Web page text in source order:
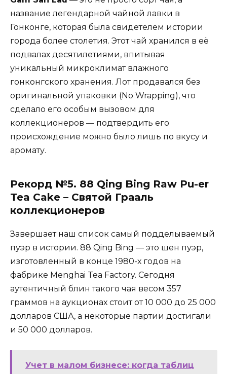
название легендарной чайной лавки в
Гонконге, которая была свидетелем истории
города более столетия. Этот чай хранился в её
подвалах десятилетиями, впитывая
уникальный микроклимат влажного
гонконгского хранения. Лот продавался без
оригинальной упаковки (No Wrapping), что
сделало его особым вызовом для
коллекционеров — подтвердить его
происхождение можно было лишь по вкусу и
аромату.
Рекорд №5. 88 Qing Bing Raw Pu-er
Tea Cake – Святой Грааль
коллекционеров
Завершает наш список самый подделываемый
пуэр в истории. 88 Qing Bing — это шен пуэр,
изготовленный в конце 1980-х годов на
фабрике Menghai Tea Factory. Сегодня
аутентичный блин такого чая весом 357
граммов на аукционах стоит от 10 000 до 25 000
долларов США, а некоторые партии достигали
и 50 000 долларов.
Учет в малом бизнесе: когда таблиц